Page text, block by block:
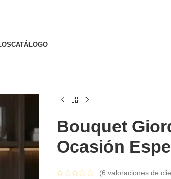
CATÁLOGO
Bouquet
Ocasión
(6 valoraciones de